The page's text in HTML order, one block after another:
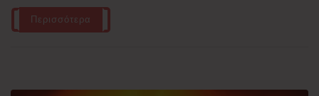
Περισσότερα